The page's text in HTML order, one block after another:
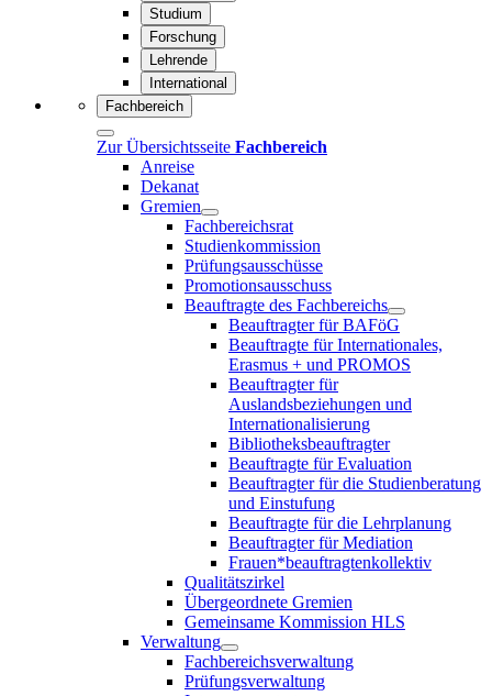
Studium
Forschung
Lehrende
International
Fachbereich
Zur Übersichtsseite Fachbereich
Anreise
Dekanat
Gremien
Fachbereichsrat
Studienkommission
Prüfungsausschüsse
Promotionsausschuss
Beauftragte des Fachbereichs
Beauftragter für BAFöG
Beauftragte für Internationales,
Erasmus + und PROMOS
Beauftragter für
Auslandsbeziehungen und
Internationalisierung
Bibliotheksbeauftragter
Beauftragte für Evaluation
Beauftragter für die Studienberatung
und Einstufung
Beauftragte für die Lehrplanung
Beauftragter für Mediation
Frauen*beauftragtenkollektiv
Qualitätszirkel
Übergeordnete Gremien
Gemeinsame Kommission HLS
Verwaltung
Fachbereichsverwaltung
Prüfungsverwaltung